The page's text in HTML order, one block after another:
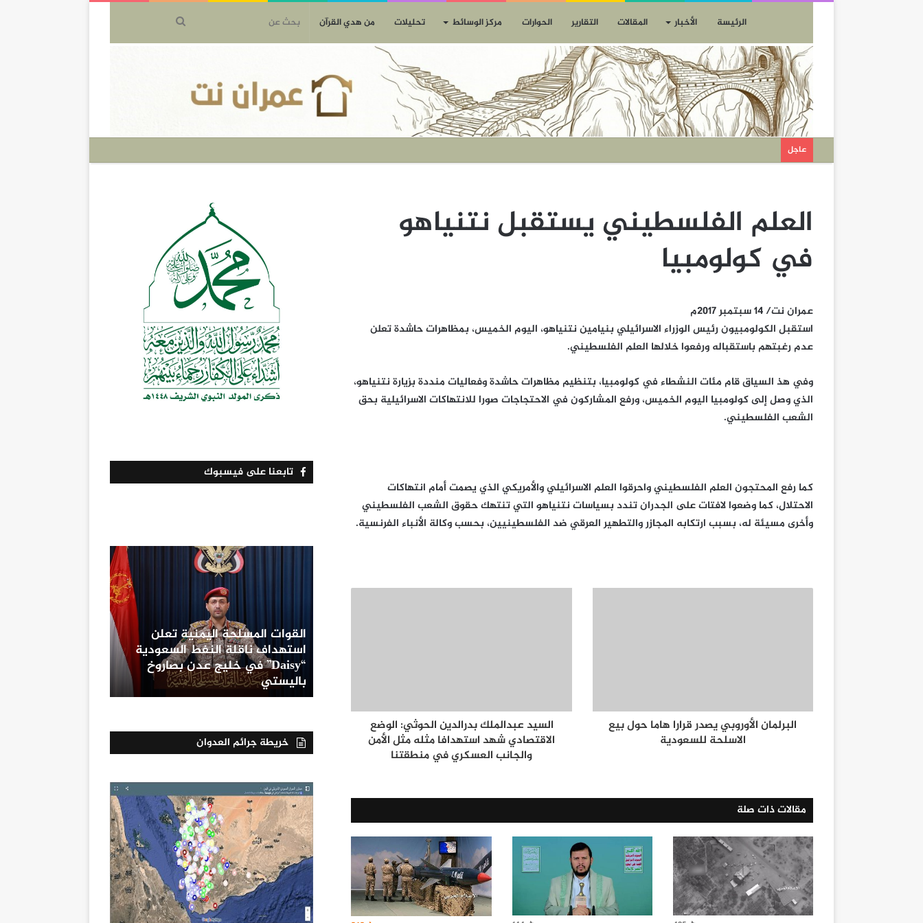
الرئيسة الأخبار المقالات التقارير الحوارات مركز الوسائط تحليلات من هدي القرآن
عاجل
العلم الفلسطيني يستقبل نتنياهو
في كولومبيا
عمران نت/ 14 سبتمبر 2017م
استقبل الكولومبيون رئيس الوزراء الاسرائيلي بنيامين نتنياهو، اليوم الخميس، بمظاهرات حاشدة تعلن
عدم رغبتهم باستقباله ورفعوا خلالها العلم الفلسطيني.
وفي هذ السياق قام مئات النشطاء في كولومبيا، بتنظيم مظاهرات حاشدة وفعاليات منددة بزيارة نتنياهو،
الذي وصل إلى كولومبيا اليوم الخميس، ورفع المشاركون في الاحتجاجات صورا للانتهاكات الاسرائيلية بحق
الشعب الفلسطيني.
كما رفع المحتجون العلم الفلسطيني واحرقوا العلم الاسرائيلي والأمريكي الذي يصمت أمام انتهاكات
الاحتلال، كما وضعوا لافتات على الجدران تندد بسياسات نتنياهو التي تنتهك حقوق الشعب الفلسطيني
وأخرى مسيئة له، بسبب ارتكابه المجازر والتطهير العرقي ضد الفلسطينيين، بحسب وكالة الأنباء الفرنسية.
البرلمان الأوروبي يصدر قرارا هاما حول بيع
الاسلحة للسعودية
السيد عبدالملك بدرالدين الحوثي: الوضع
الاقتصادي شهد استهدافا مثله مثل الأمن
والجانب العسكري في منطقتنا
مقالات ذات صلة
تابعنا على فيسبوك
القوات المسلحة اليمنية تعلن
استهداف ناقلة النفط السعودية
“Daisy” في خليج عدن بصاروخ
باليستي
خريطة جرائم العدوان